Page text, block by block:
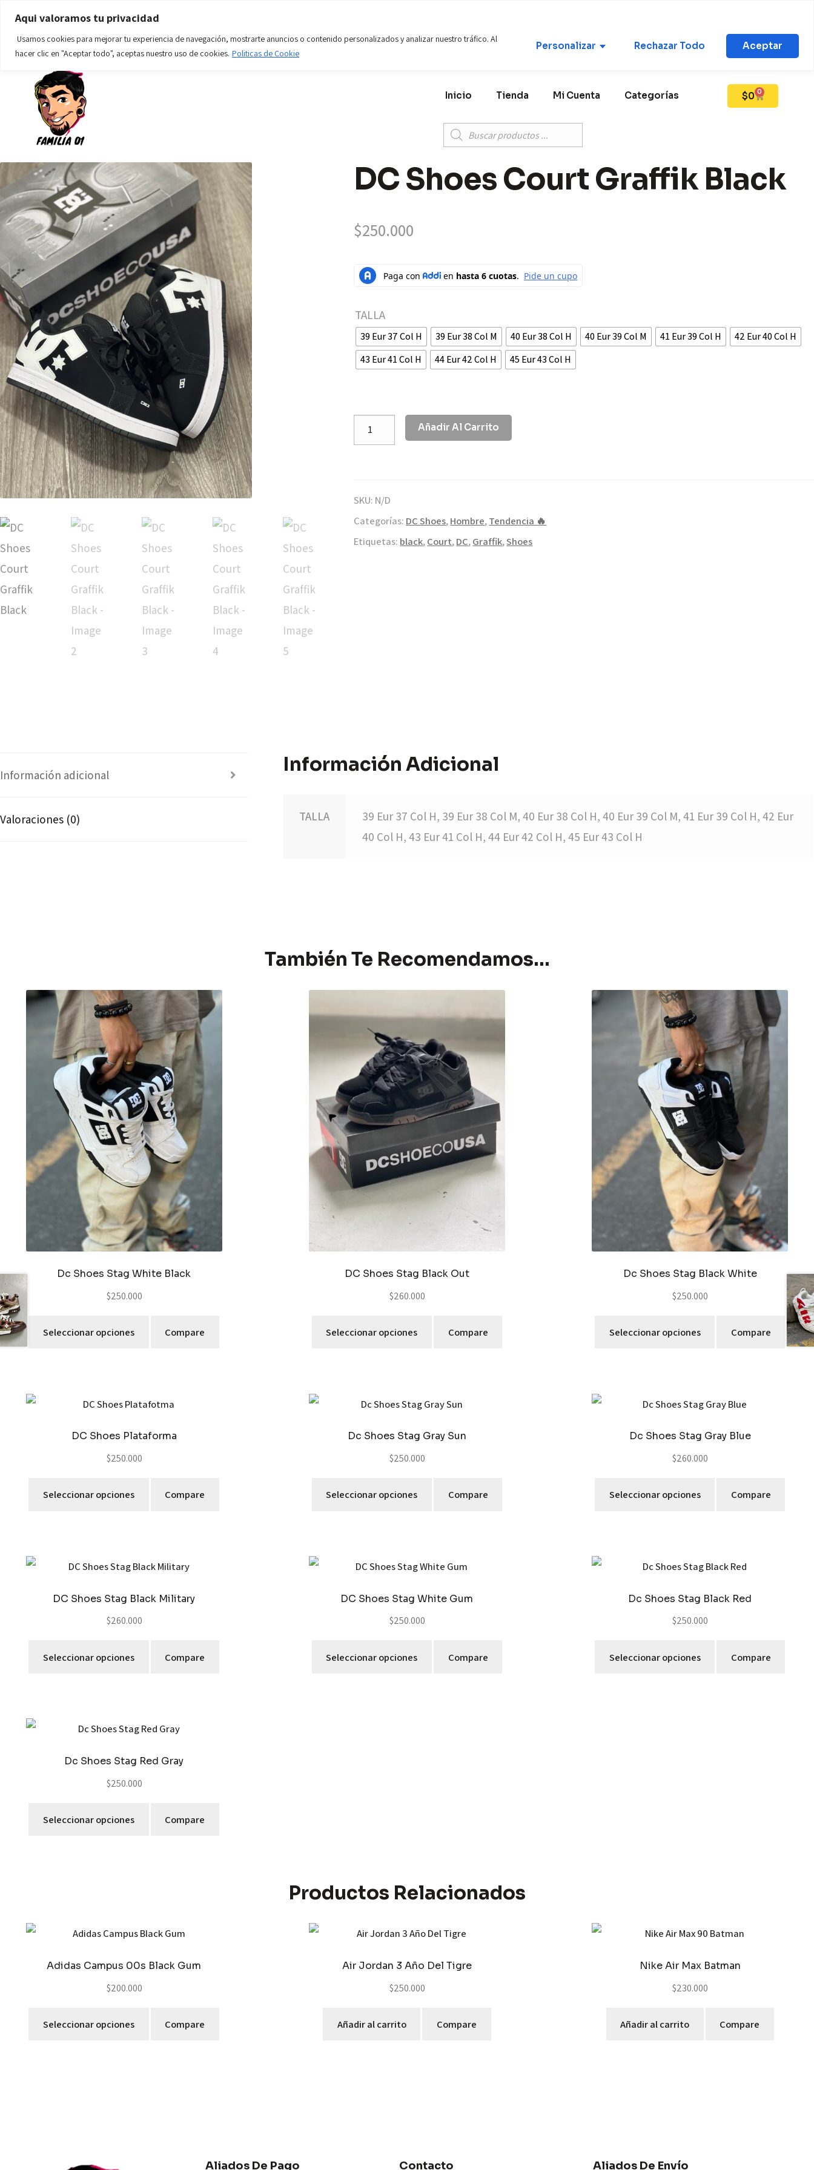
Aqui valoramos tu privacidad
Usamos cookies para mejorar tu experiencia de navegación, mostrarte anuncios o contenido personalizados y analizar nuestro tráfico. Al
hacer clic en "Aceptar todo", aceptas nuestro uso de cookies. Politicas de Cookie
Personalizar Rechazar Todo Aceptar
Teléfono: +57 312 569 6924 Envíos A Toda Colombia Fotos 100% Reales
Inicio Tienda Mi Cuenta Categorías $0 0
DC Shoes Court Graffik Black
$250.000
TALLA
39 Eur 37 Col H 39 Eur 38 Col M 40 Eur 38 Col H 40 Eur 39 Col M 41 Eur 39 Col H
42 Eur 40 Col H
43 Eur 41 Col H
44 Eur 42 Col H 45 Eur 43 Col H
Añadir Al Carrito
SKU: N/D
Categorías: DC Shoes,Hombre,Tendencia 🔥
Etiquetas: black,Court,DC,Graffik,Shoes
Información adicional
Valoraciones (0)
Información Adicional
TALLA
39 Eur 37 Col H, 39 Eur 38 Col M, 40 Eur 38 Col H, 40 Eur 39 Col M, 41 Eur 39 Col H, 42 Eur
40 Col H, 43 Eur 41 Col H, 44 Eur 42 Col H, 45 Eur 43 Col H
También Te Recomendamos…
Dc Shoes Stag White Black
$250.000
Seleccionar opciones Compare
DC Shoes Stag Black Out
$260.000
Seleccionar opciones Compare
Dc Shoes Stag Black White
$250.000
Seleccionar opciones Compare
DC Shoes Plataforma
$250.000
Seleccionar opciones Compare
Dc Shoes Stag Gray Sun
$250.000
Seleccionar opciones Compare
Dc Shoes Stag Gray Blue
$260.000
Seleccionar opciones Compare
DC Shoes Stag Black Military
$260.000
Seleccionar opciones Compare
DC Shoes Stag White Gum
$250.000
Seleccionar opciones Compare
Dc Shoes Stag Black Red
$250.000
Seleccionar opciones Compare
Dc Shoes Stag Red Gray
$250.000
Seleccionar opciones Compare
Productos Relacionados
Adidas Campus 00s Black Gum
$200.000
Seleccionar opciones Compare
Air Jordan 3 Año Del Tigre
$250.000
Añadir al carrito Compare
Nike Air Max Batman
$230.000
Añadir al carrito Compare
Aliados De Pago Contacto Aliados De Envío